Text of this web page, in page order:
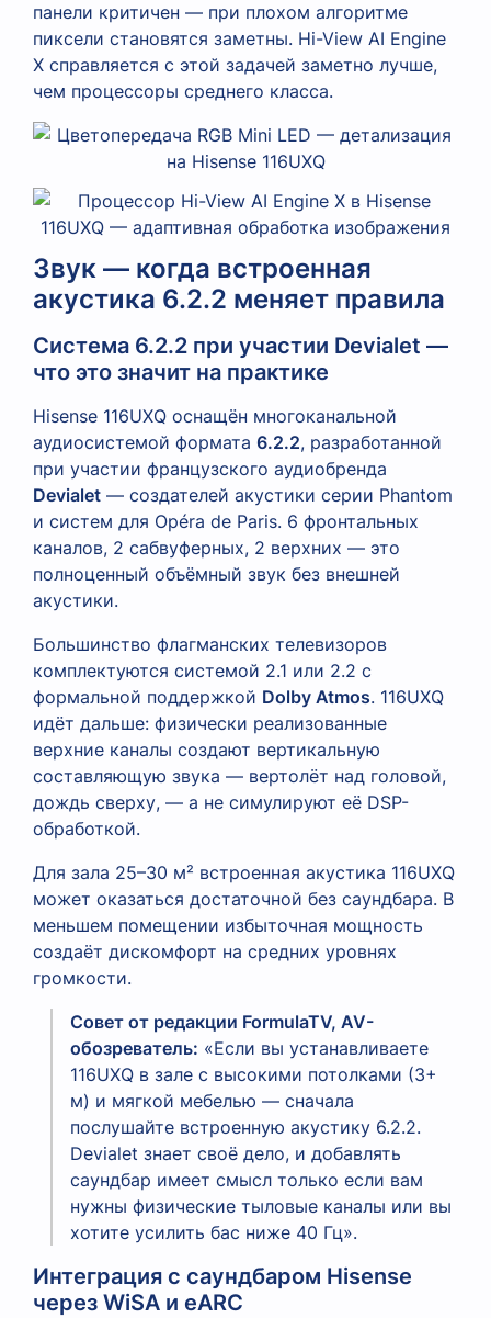
панели критичен — при плохом алгоритме
пиксели становятся заметны. Hi-View AI Engine
X справляется с этой задачей заметно лучше,
чем процессоры среднего класса.
Звук — когда встроенная
акустика 6.2.2 меняет правила
Система 6.2.2 при участии Devialet —
что это значит на практике
Hisense 116UXQ оснащён многоканальной
аудиосистемой формата 6.2.2, разработанной
при участии французского аудиобренда
Devialet — создателей акустики серии Phantom
и систем для Opéra de Paris. 6 фронтальных
каналов, 2 сабвуферных, 2 верхних — это
полноценный объёмный звук без внешней
акустики.
Большинство флагманских телевизоров
комплектуются системой 2.1 или 2.2 с
формальной поддержкой Dolby Atmos. 116UXQ
идёт дальше: физически реализованные
верхние каналы создают вертикальную
составляющую звука — вертолёт над головой,
дождь сверху, — а не симулируют её DSP-
обработкой.
Для зала 25–30 м² встроенная акустика 116UXQ
может оказаться достаточной без саундбара. В
меньшем помещении избыточная мощность
создаёт дискомфорт на средних уровнях
громкости.
Совет от редакции FormulaTV, AV-
обозреватель: «Если вы устанавливаете
116UXQ в зале с высокими потолками (3+
м) и мягкой мебелью — сначала
послушайте встроенную акустику 6.2.2.
Devialet знает своё дело, и добавлять
саундбар имеет смысл только если вам
нужны физические тыловые каналы или вы
хотите усилить бас ниже 40 Гц».
Интеграция с саундбаром Hisense
через WiSA и eARC